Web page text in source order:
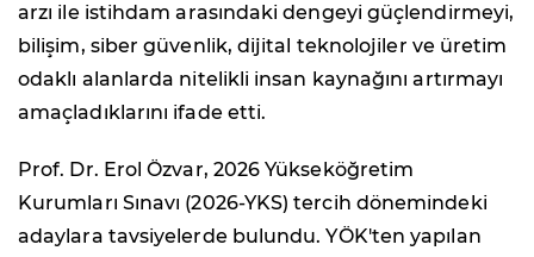
arzı ile istihdam arasındaki dengeyi güçlendirmeyi,
bilişim, siber güvenlik, dijital teknolojiler ve üretim
odaklı alanlarda nitelikli insan kaynağını artırmayı
amaçladıklarını ifade etti.
Prof. Dr. Erol Özvar, 2026 Yükseköğretim
Kurumları Sınavı (2026-YKS) tercih dönemindeki
adaylara tavsiyelerde bulundu. YÖK'ten yapılan